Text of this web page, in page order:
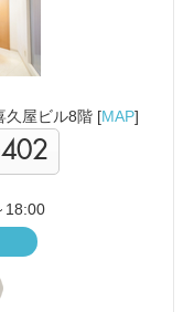
久屋ビル8階 [MAP]
18:00